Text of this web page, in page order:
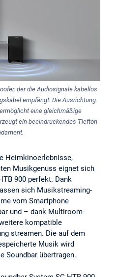
der die Audiosignale kabellos
empfängt. Die Ausrichtung
eine gleichmäßige
ein beeindruckendes Tiefton-
Heimkinoerlebnisse,
Musikgenuss eignet sich
900 perfekt. Dank
sich Musikstreaming-
vom Smartphone
und – dank Multiroom-
kompatible
streamen. Die auf dem
Musik wird
Soundbar übertragen.